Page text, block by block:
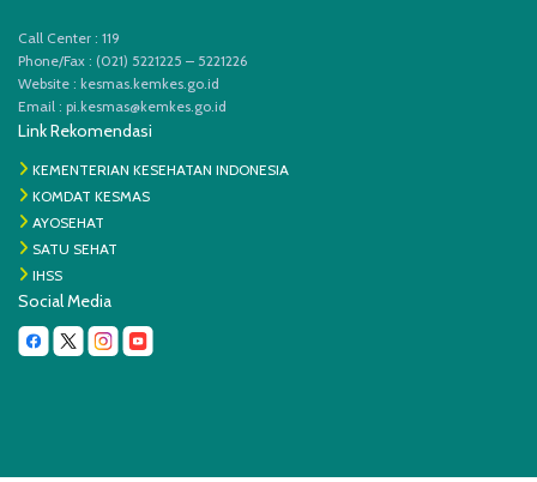
Call Center : 119
Phone/Fax : (021) 5221225 – 5221226
Website : kesmas.kemkes.go.id
Email : pi.kesmas@kemkes.go.id
Link Rekomendasi
KEMENTERIAN KESEHATAN INDONESIA
KOMDAT KESMAS
AYOSEHAT
SATU SEHAT
IHSS
Social Media